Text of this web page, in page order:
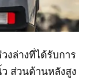
งล่างที่ได้รับการ
ส่วนด้านหลังสูง